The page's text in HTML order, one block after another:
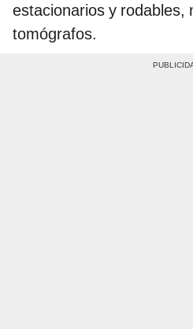
estacionarios y rodables,
tomógrafos.